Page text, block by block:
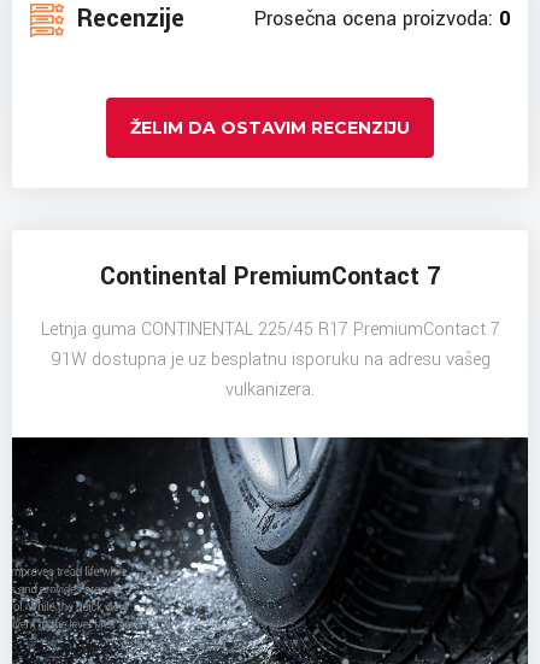
Recenzije Prosečna ocena proizvoda: 0
ŽELIM DA OSTAVIM RECENZIJU
Continental PremiumContact 7
Letnja guma CONTINENTAL 225/45 R17 PremiumContact 7
91W dostupna je uz besplatnu isporuku na adresu vašeg
vulkanizera.